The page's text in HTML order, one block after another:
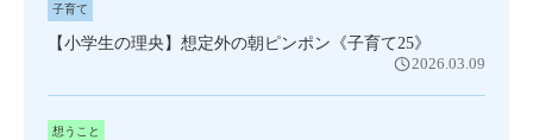
子育て
【小学生の理央】想定外の朝ピンポン《子育て25》
2026.03.09
想うこと